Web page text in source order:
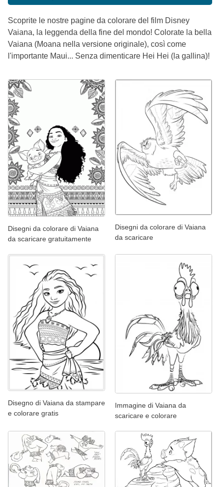
Scoprite le nostre pagine da colorare del film Disney
Vaiana, la leggenda della fine del mondo! Colorate la bella
Vaiana (Moana nella versione originale), così come
l'importante Maui... Senza dimenticare Hei Hei (la gallina)!
Disegni da colorare di Vaiana
da scaricare gratuitamente
Disegni da colorare di Vaiana
da scaricare
Disegno di Vaiana da stampare
e colorare gratis
Immagine di Vaiana da
scaricare e colorare